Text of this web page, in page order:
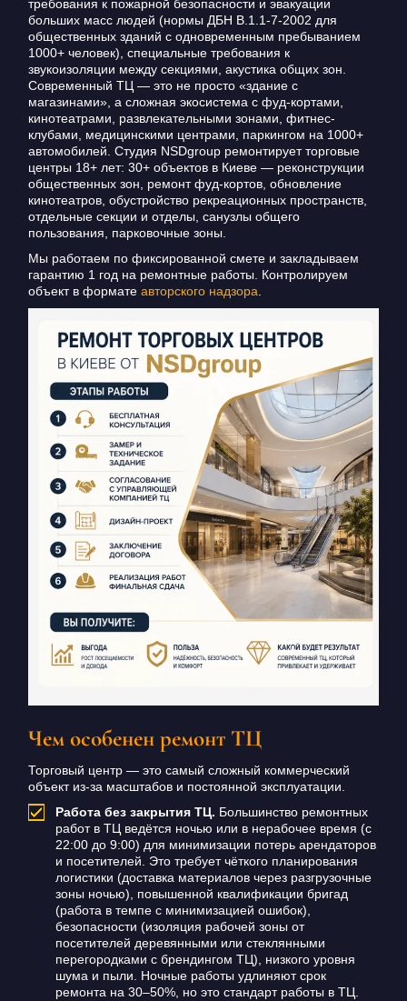
требования к пожарной безопасности и эвакуации
больших масс людей (нормы ДБН В.1.1-7-2002 для
общественных зданий с одновременным пребыванием
1000+ человек), специальные требования к
звукоизоляции между секциями, акустика общих зон.
Современный ТЦ — это не просто «здание с
магазинами», а сложная экосистема с фуд-кортами,
кинотеатрами, развлекательными зонами, фитнес-
клубами, медицинскими центрами, паркингом на 1000+
автомобилей. Студия NSDgroup ремонтирует торговые
центры 18+ лет: 30+ объектов в Киеве — реконструкции
общественных зон, ремонт фуд-кортов, обновление
кинотеатров, обустройство рекреационных пространств,
отдельные секции и отделы, санузлы общего
пользования, парковочные зоны.
Мы работаем по фиксированной смете и закладываем
гарантию 1 год на ремонтные работы. Контролируем
объект в формате авторского надзора
Чем особенен ремонт ТЦ
Торговый центр — это самый сложный коммерческий
объект из-за масштабов и постоянной эксплуатации.
Работа без закрытия ТЦ. Большинство ремонтных
работ в ТЦ ведётся ночью или в нерабочее время (с
22:00 до 9:00) для минимизации потерь арендаторов
и посетителей. Это требует чёткого планирования
логистики (доставка материалов через разгрузочные
зоны ночью), повышенной квалификации бригад
(работа в темпе с минимизацией ошибок),
безопасности (изоляция рабочей зоны от
посетителей деревянными или стеклянными
перегородками с брендингом ТЦ), низкого уровня
шума и пыли. Ночные работы удлиняют срок
ремонта на 30–50%, но это стандарт работы в ТЦ.